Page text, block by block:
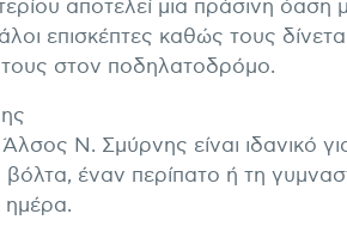
αποτελεί μια πράσινη όαση
επισκέπτες καθώς τους
στον ποδηλατοδρόμο.
Ν. Σμύρνης είναι ιδανικό
έναν περίπατο ή τη